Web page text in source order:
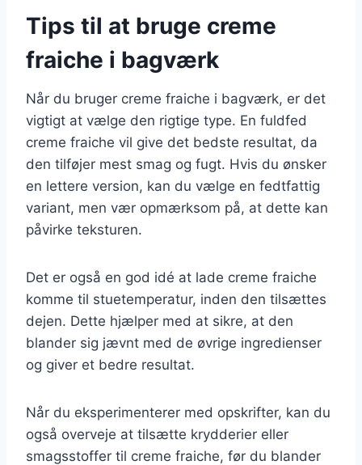
Tips til at bruge creme
fraiche i bagværk
Når du bruger creme fraiche i bagværk, er det
vigtigt at vælge den rigtige type. En fuldfed
creme fraiche vil give det bedste resultat, da
den tilføjer mest smag og fugt. Hvis du ønsker
en lettere version, kan du vælge en fedtfattig
variant, men vær opmærksom på, at dette kan
påvirke teksturen.
Det er også en god idé at lade creme fraiche
komme til stuetemperatur, inden den tilsættes
dejen. Dette hjælper med at sikre, at den
blander sig jævnt med de øvrige ingredienser
og giver et bedre resultat.
Når du eksperimenterer med opskrifter, kan du
også overveje at tilsætte krydderier eller
smagsstoffer til creme fraiche, før du blander